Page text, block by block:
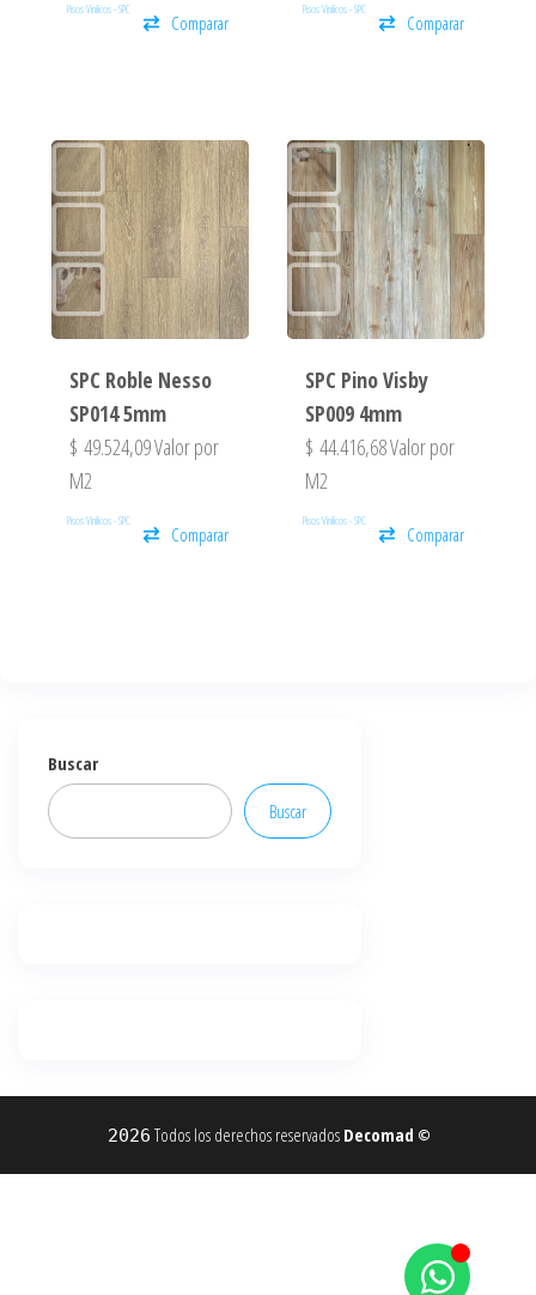
Pisos Vinilicos - SPC
Comparar
Pisos Vinilicos - SPC
Comparar
SPC Roble Nesso
SP014 5mm
$ 49.524,09Valor por
M2
Pisos Vinilicos - SPC
Comparar
SPC Pino Visby
SP009 4mm
$ 44.416,68Valor por
M2
Pisos Vinilicos - SPC
Comparar
Buscar
Buscar
2026 Todos los derechos reservados Decomad ©